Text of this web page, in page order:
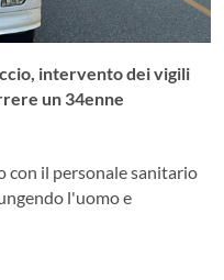
intervento dei vigili
un 34enne
con il personale sanitario
l'uomo e